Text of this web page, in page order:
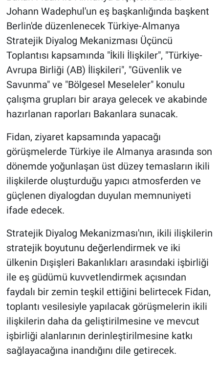
Johann Wadephul'un eş başkanlığında başkent
Berlin'de düzenlenecek Türkiye-Almanya
Stratejik Diyalog Mekanizması Üçüncü
Toplantısı kapsamında "İkili İlişkiler", "Türkiye-
Avrupa Birliği (AB) İlişkileri", "Güvenlik ve
Savunma" ve "Bölgesel Meseleler" konulu
çalışma grupları bir araya gelecek ve akabinde
hazırlanan raporları Bakanlara sunacak.
Fidan, ziyaret kapsamında yapacağı
görüşmelerde Türkiye ile Almanya arasında son
dönemde yoğunlaşan üst düzey temasların ikili
ilişkilerde oluşturduğu yapıcı atmosferden ve
güçlenen diyalogdan duyulan memnuniyeti
ifade edecek.
Stratejik Diyalog Mekanizması'nın, ikili ilişkilerin
stratejik boyutunu değerlendirmek ve iki
ülkenin Dışişleri Bakanlıkları arasındaki işbirliği
ile eş güdümü kuvvetlendirmek açısından
faydalı bir zemin teşkil ettiğini belirtecek Fidan,
toplantı vesilesiyle yapılacak görüşmelerin ikili
ilişkilerin daha da geliştirilmesine ve mevcut
işbirliği alanlarının derinleştirilmesine katkı
sağlayacağına inandığını dile getirecek.